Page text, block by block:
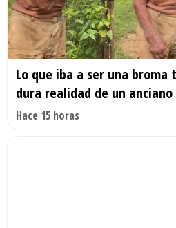
Lo que iba a ser una
dura realidad de un
Hace 15 horas